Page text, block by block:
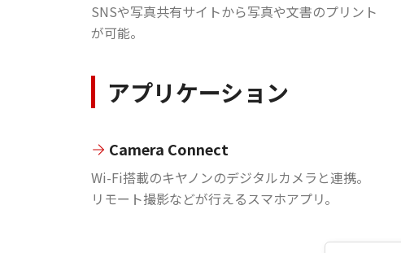
SNSや写真共有サイトから写真や文書のプリント
が可能。
アプリケーション
Camera Connect
Wi-Fi搭載のキヤノンのデジタルカメラと連携。
リモート撮影などが行えるスマホアプリ。